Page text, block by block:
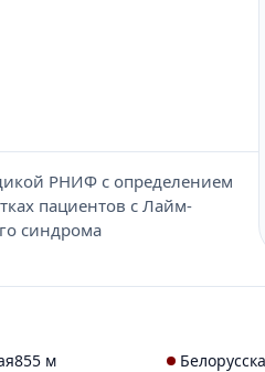
РНИФ с определением
пациентов с Лайм-
синдрома
855 м